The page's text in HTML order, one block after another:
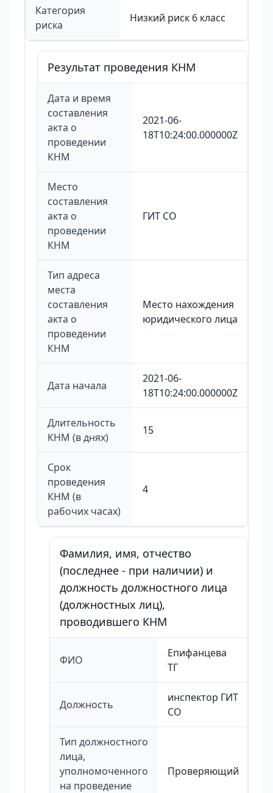
Категория
риска
Низкий риск 6 класс
Результат проведения КНМ
Дата и время
составления
акта о
проведении
КНМ
2021-06-
18T10:24:00.000000Z
Место
составления
акта о
проведении
КНМ
ГИТ СО
Тип адреса
места
составления
акта о
проведении
КНМ
Место нахождения
юридического лица
Дата начала
2021-06-
18T10:24:00.000000Z
Длительность
КНМ (в днях)
15
Срок
проведения
КНМ (в
рабочих часах)
4
Фамилия, имя, отчество
(последнее - при наличии) и
должность должностного лица
(должностных лиц),
проводившего КНМ
ФИО
Епифанцева
ТГ
Должность
инспектор ГИТ
СО
Тип должностного
лица,
уполномоченного
на проведение
Проверяющий